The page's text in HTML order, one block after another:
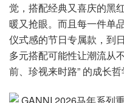
觉，搭配经典又喜庆的黑
暖又抢眼。而且每一件单
仪式感的节日专属款，到
多元搭配可能性让潮流从
前、珍视来时路” 的成长哲